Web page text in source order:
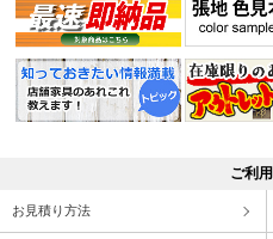
ご利
お見積り方法